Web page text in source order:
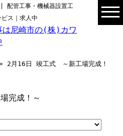
管工事・機械器設置工
ス｜求人中
2月16日 竣工式 ～新工場完成！
完成！～